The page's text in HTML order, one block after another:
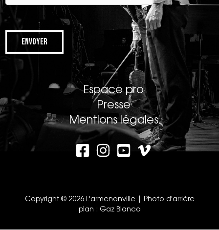
Envoyer
Espace pro
Presse
Mentions légales
Copyright © 2026 L'armenonville | Photo d'arrière
plan : Gaz Blanco